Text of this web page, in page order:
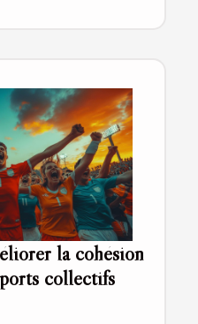
la cohésion
collectifs